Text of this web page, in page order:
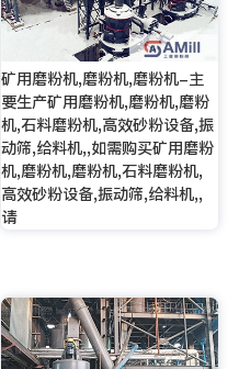
矿用磨粉机,磨粉机,磨粉机-主
要生产矿用磨粉机,磨粉机,磨粉
机,石料磨粉机,高效砂粉设备,振
动筛,给料机,,如需购买矿用磨粉
机,磨粉机,磨粉机,石料磨粉机,
高效砂粉设备,振动筛,给料机,,
请